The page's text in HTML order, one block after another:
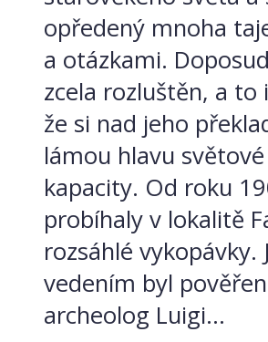
opředený mnoha
a otázkami.
zcela rozluštěn, a to
že si nad jeho
lámou hlavu světové
kapacity. Od roku
probíhaly v lokalitě
rozsáhlé vykopávky.
vedením byl
archeolog Luigi...